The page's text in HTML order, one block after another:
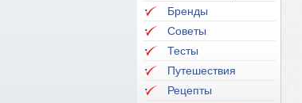
Бренды
Советы
Тесты
Путешествия
Рецепты